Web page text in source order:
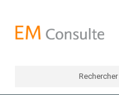
Rechercher